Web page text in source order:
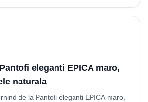
eleganti EPICA maro,
naturala
de la Pantofi eleganti EPICA maro,